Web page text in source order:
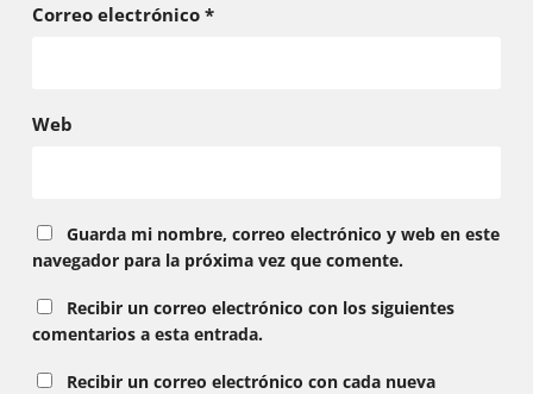
Correo electrónico *
Web
Guarda mi nombre, correo electrónico y web en este
navegador para la próxima vez que comente.
Recibir un correo electrónico con los siguientes
comentarios a esta entrada.
Recibir un correo electrónico con cada nueva